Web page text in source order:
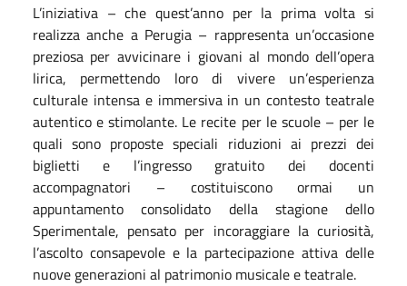
L’iniziativa – che quest’anno per la prima volta si
realizza anche a Perugia – rappresenta un’occasione
preziosa per avvicinare i giovani al mondo dell’opera
lirica, permettendo loro di vivere un’esperienza
culturale intensa e immersiva in un contesto teatrale
autentico e stimolante. Le recite per le scuole – per le
quali sono proposte speciali riduzioni ai prezzi dei
biglietti e l’ingresso gratuito dei docenti
accompagnatori – costituiscono ormai un
appuntamento consolidato della stagione dello
Sperimentale, pensato per incoraggiare la curiosità,
l’ascolto consapevole e la partecipazione attiva delle
nuove generazioni al patrimonio musicale e teatrale.